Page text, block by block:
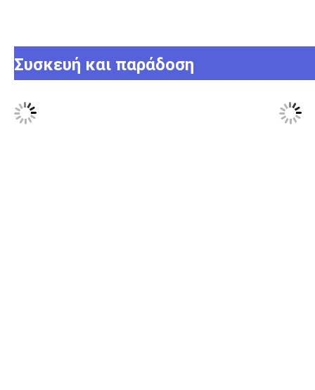
Συσκευή και παράδοση